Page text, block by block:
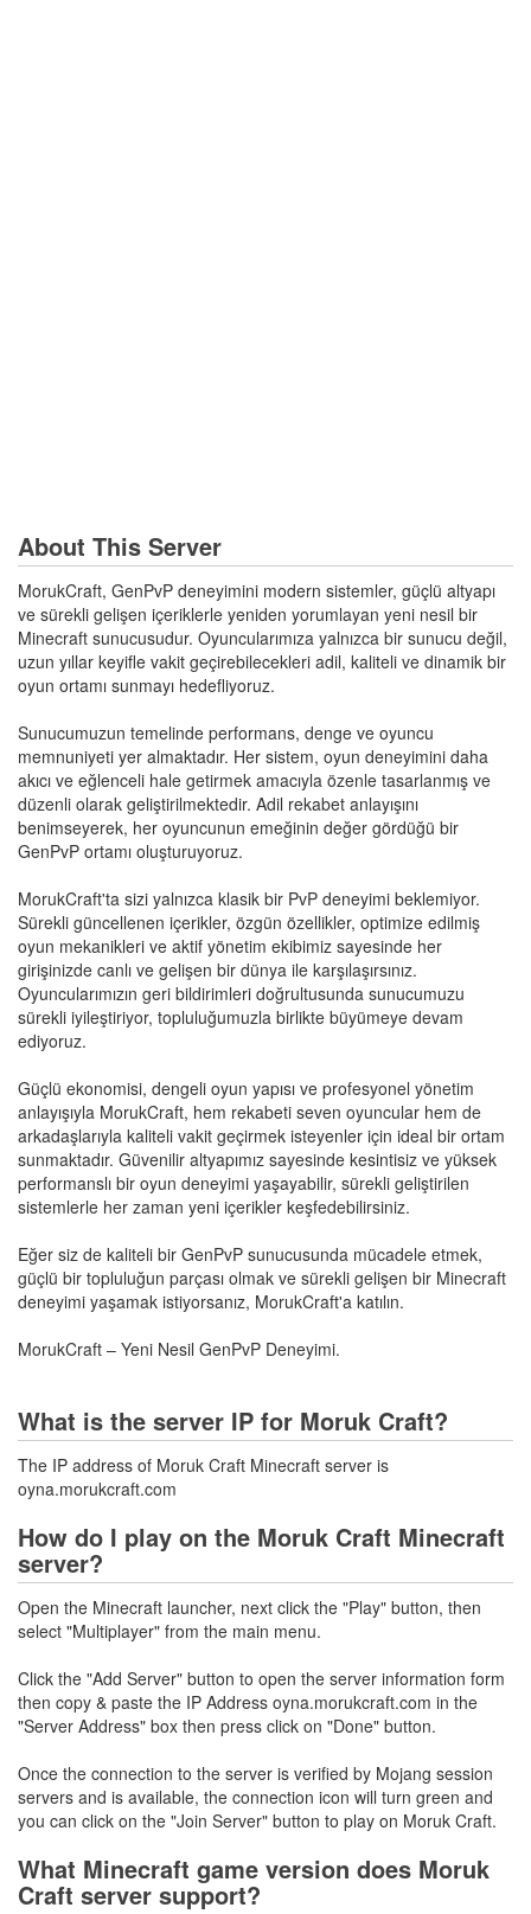
About This Server
MorukCraft, GenPvP deneyimini modern sistemler, güçlü altyapı
ve sürekli gelişen içeriklerle yeniden yorumlayan yeni nesil bir
Minecraft sunucusudur. Oyuncularımıza yalnızca bir sunucu değil,
uzun yıllar keyifle vakit geçirebilecekleri adil, kaliteli ve dinamik bir
oyun ortamı sunmayı hedefliyoruz.
Sunucumuzun temelinde performans, denge ve oyuncu
memnuniyeti yer almaktadır. Her sistem, oyun deneyimini daha
akıcı ve eğlenceli hale getirmek amacıyla özenle tasarlanmış ve
düzenli olarak geliştirilmektedir. Adil rekabet anlayışını
benimseyerek, her oyuncunun emeğinin değer gördüğü bir
GenPvP ortamı oluşturuyoruz.
MorukCraft'ta sizi yalnızca klasik bir PvP deneyimi beklemiyor.
Sürekli güncellenen içerikler, özgün özellikler, optimize edilmiş
oyun mekanikleri ve aktif yönetim ekibimiz sayesinde her
girişinizde canlı ve gelişen bir dünya ile karşılaşırsınız.
Oyuncularımızın geri bildirimleri doğrultusunda sunucumuzu
sürekli iyileştiriyor, topluluğumuzla birlikte büyümeye devam
ediyoruz.
Güçlü ekonomisi, dengeli oyun yapısı ve profesyonel yönetim
anlayışıyla MorukCraft, hem rekabeti seven oyuncular hem de
arkadaşlarıyla kaliteli vakit geçirmek isteyenler için ideal bir ortam
sunmaktadır. Güvenilir altyapımız sayesinde kesintisiz ve yüksek
performanslı bir oyun deneyimi yaşayabilir, sürekli geliştirilen
sistemlerle her zaman yeni içerikler keşfedebilirsiniz.
Eğer siz de kaliteli bir GenPvP sunucusunda mücadele etmek,
güçlü bir topluluğun parçası olmak ve sürekli gelişen bir Minecraft
deneyimi yaşamak istiyorsanız, MorukCraft'a katılın.
MorukCraft – Yeni Nesil GenPvP Deneyimi.
What is the server IP for Moruk Craft?
The IP address of Moruk Craft Minecraft server is
oyna.morukcraft.com
How do I play on the Moruk Craft Minecraft
server?
Open the Minecraft launcher, next click the "Play" button, then
select "Multiplayer" from the main menu.
Click the "Add Server" button to open the server information form
then copy & paste the IP Address oyna.morukcraft.com in the
"Server Address" box then press click on "Done" button.
Once the connection to the server is verified by Mojang session
servers and is available, the connection icon will turn green and
you can click on the "Join Server" button to play on Moruk Craft.
What Minecraft game version does Moruk
Craft server support?